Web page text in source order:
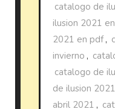
catalogo de
ilusion 2021
2021 en pdf,
invierno ,
catalogo de
de ilusion
abril 2021 ,